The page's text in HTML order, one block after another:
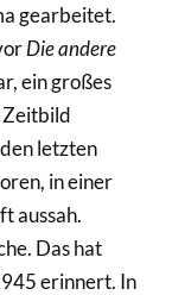
gearbeitet.
Die andere
ein großes
Zeitbild
letzten
in einer
aussah.
Das hat
erinnert. In